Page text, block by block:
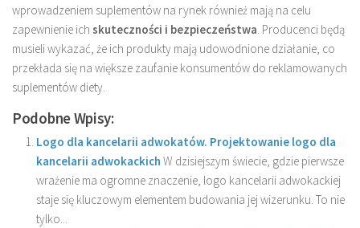
wprowadzeniem suplementów na rynek również mają na celu
zapewnienie ich skuteczności i bezpieczeństwa. Producenci będą
musieli wykazać, że ich produkty mają udowodnione działanie, co
przekłada się na większe zaufanie konsumentów do reklamowanych
suplementów diety.
Podobne Wpisy:
Logo dla kancelarii adwokatów. Projektowanie logo dla
kancelarii adwokackich W dzisiejszym świecie, gdzie pierwsze
wrażenie ma ogromne znaczenie, logo kancelarii adwokackiej
staje się kluczowym elementem budowania jej wizerunku. To nie
tylko...